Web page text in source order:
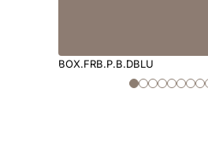
BOX.FRB.P.B.DBLU